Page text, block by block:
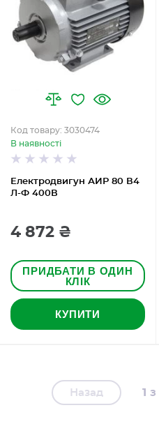
Електродвигун АИР 80 В4
Л-Ф 400В
Код товару: 3030474
В наявності
4 872 ₴
ПРИДБАТИ В ОДИН
КЛІК
КУПИТИ
Назад 1